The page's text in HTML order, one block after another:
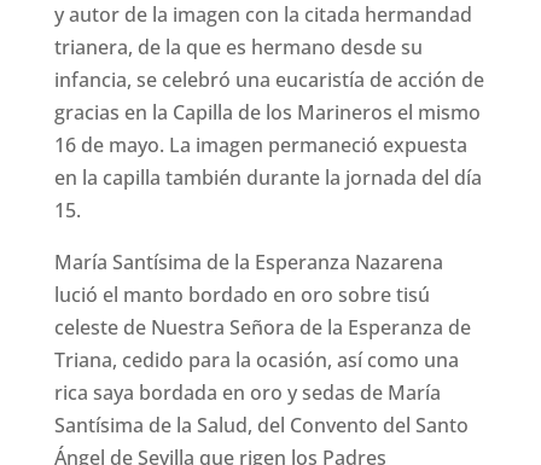
y autor de la imagen con la citada hermandad
trianera, de la que es hermano desde su
infancia, se celebró una eucaristía de acción de
gracias en la Capilla de los Marineros el mismo
16 de mayo. La imagen permaneció expuesta
en la capilla también durante la jornada del día
15.
María Santísima de la Esperanza Nazarena
lució el manto bordado en oro sobre tisú
celeste de Nuestra Señora de la Esperanza de
Triana, cedido para la ocasión, así como una
rica saya bordada en oro y sedas de María
Santísima de la Salud, del Convento del Santo
Ángel de Sevilla que rigen los Padres